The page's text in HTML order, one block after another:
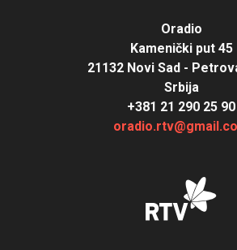
Oradio
Kamenički put 45
21132 Novi Sad -
Srbija
+381 21 290 25 90